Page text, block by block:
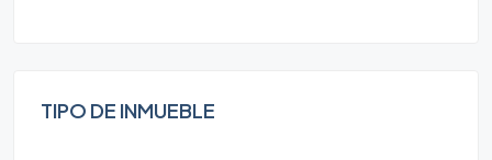
TIPO DE INMUEBLE